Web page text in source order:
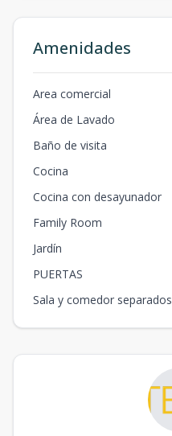
Amenidades
Area comercial
Área de Lavado
Baño de visita
Cocina
Cocina con desayunador
Family Room
Jardín
PUERTAS
Sala y comedor separados